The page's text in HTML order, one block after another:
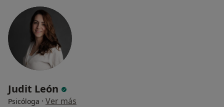
Judit León
Psicóloga · Ver más